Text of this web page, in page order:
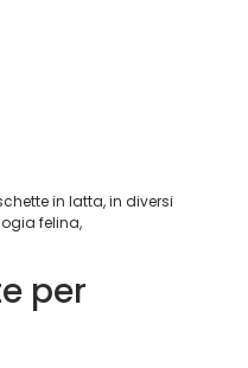
in latta, in diversi
felina,
per